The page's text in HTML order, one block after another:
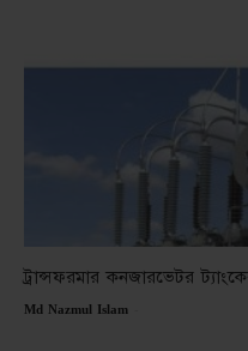
ট্রান্সফরমার কনজারভেটর
Md Nazmul Islam